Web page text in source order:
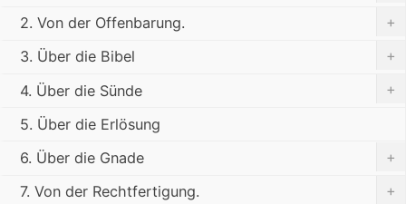
2. Von der Offenbarung.
+
3. Über die Bibel
+
4. Über die Sünde
+
5. Über die Erlösung
6. Über die Gnade
+
7. Von der Rechtfertigung.
+